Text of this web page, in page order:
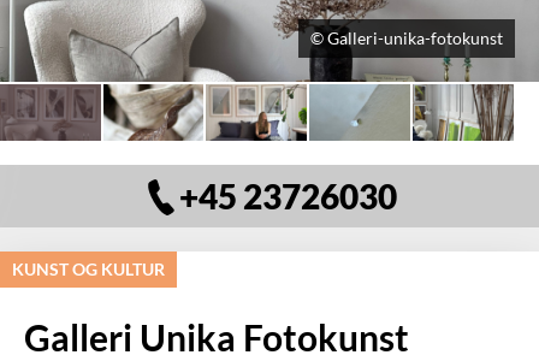
© Galleri-unika-fotokunst
+45 23726030
KUNST OG KULTUR
Galleri Unika Fotokunst